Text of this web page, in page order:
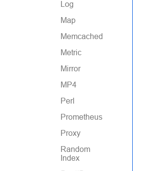
Log
Map
Memcached
Metric
Mirror
MP4
Perl
Prometheus
Proxy
Random
Index